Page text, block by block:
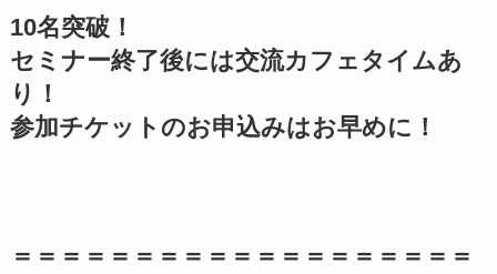
10名突破！
セミナー終了後には交流カフェタイムあ
り！
参加チケットのお申込みはお早めに！
＝＝＝＝＝＝＝＝＝＝＝＝＝＝＝＝＝＝＝